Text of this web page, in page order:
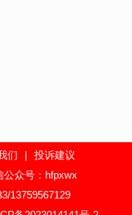
们 |
投诉建议
公众号：hfpxwx
13759567129